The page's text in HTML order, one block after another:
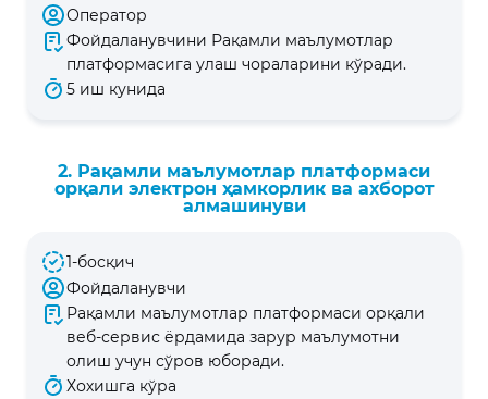
Оператор
Фойдаланувчини Рақамли маълумотлар
платформасига улаш чораларини кўради.
5 иш кунида
2. Рақамли маълумотлар платформаси
орқали электрон ҳамкорлик ва ахборот
алмашинуви
1-босқич
Фойдаланувчи
Рақамли маълумотлар платформаси орқали
веб-сервис ёрдамида зарур маълумотни
олиш учун сўров юборади.
Хохишга кўра